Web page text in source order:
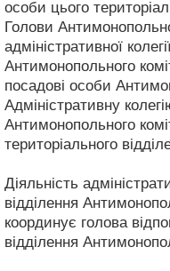
особи цього
Голови
адміністративної
Антимонопольного
посадові особи
Адміністративну
Антимонопольного
територіального
Діяльність
відділення
координує голова
відділення